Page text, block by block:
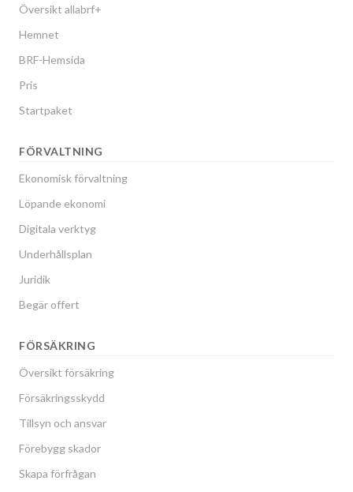
Översikt allabrf+
Hemnet
BRF-Hemsida
Pris
Startpaket
FÖRVALTNING
Ekonomisk förvaltning
Löpande ekonomi
Digitala verktyg
Underhållsplan
Juridik
Begär offert
FÖRSÄKRING
Översikt försäkring
Försäkringsskydd
Tillsyn och ansvar
Förebygg skador
Skapa förfrågan